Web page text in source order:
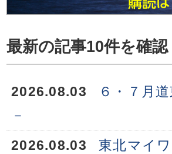
最新の記事10件を確認
2026.08.03
６・７月
－
2026.08.03
東北マイ